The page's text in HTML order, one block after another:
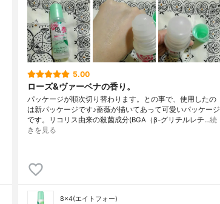
5.00
ローズ&ヴァーベナの香り。
パッケージが順次切り替わります。との事で、使用したの
は新パッケージです♪薔薇が描いてあって可愛いパッケージ
です。リコリス由来の殺菌成分(BGA（β-グリチルレチ…続
きを見る
8×4(エイトフォー)